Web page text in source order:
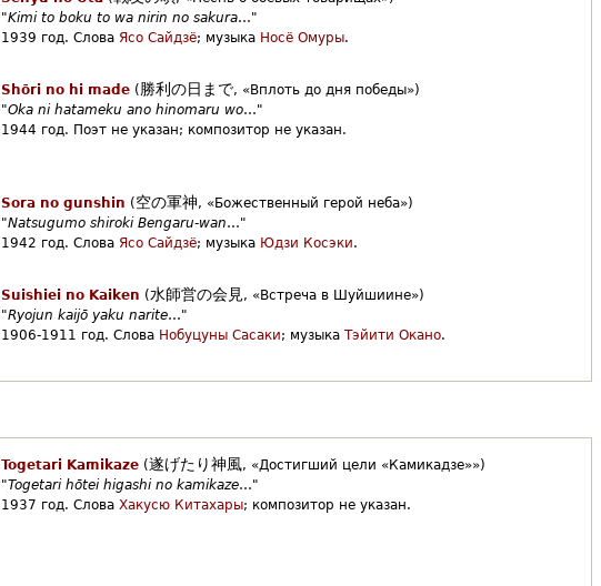
"Kimi to boku to wa nirin no sakura…"
1939 год. Слова Ясо Сайдзё; музыка Носё Омуры.
Shōri no hi made ( 勝利の日まで, «Вплоть до дня победы»)
"Oka ni hatameku ano hinomaru wo…"
1944 год. Поэт не указан; композитор не указан.
Sora no gunshin (空の軍神, «Божественный герой неба»)
"Natsugumo shiroki Bengaru-wan…"
1942 год. Слова Ясо Сайдзё; музыка Юдзи Косэки.
Suishiei no Kaiken (水師営の会見, «Встреча в Шуйшиине»)
"Ryojun kaijō yaku narite…"
1906-1911 год. Слова Нобуцуны Сасаки; музыка Тэйити Окано.
Togetari Kamikaze (遂げたり神風, «Достигший цели «Камикадзе»»)
"Togetari hōtei higashi no kamikaze…"
1937 год. Слова Хакусю Китахары; композитор не указан.